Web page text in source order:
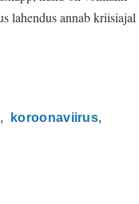
lahendus annab kriisiajal
koroonaviirus